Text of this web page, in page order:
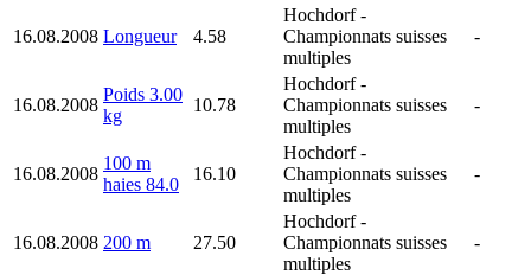
16.08.2008 Longueur 4.58
Hochdorf-
Championnats suisses
multiples
-
16.08.2008
Poids 3.00
kg
10.78
Hochdorf-
Championnats suisses
multiples
-
16.08.2008
100 m
haies 84.0
16.10
Hochdorf-
Championnats suisses
multiples
-
16.08.2008 200 m 27.50
Hochdorf-
Championnats suisses
multiples
-